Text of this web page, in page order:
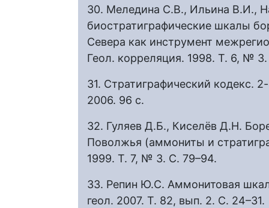
30. Меледина С.В., Ильина В.И.,
биостратиграфические шкалы
Севера как инструмент
Геол. корреляция. 1998. Т. 6, №
31. Стратиграфический кодекс.
2006. 96 с.
32. Гуляев Д.Б., Киселёв Д.Н.
Поволжья (аммониты и
1999. Т. 7, № 3. С. 79–94.
33. Репин Ю.С. Аммонитовая
геол. 2007. Т. 82, вып. 2. С. 24–31.